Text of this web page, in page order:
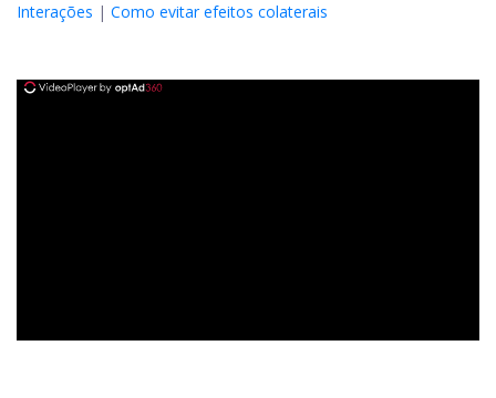
Interações | Como evitar efeitos colaterais